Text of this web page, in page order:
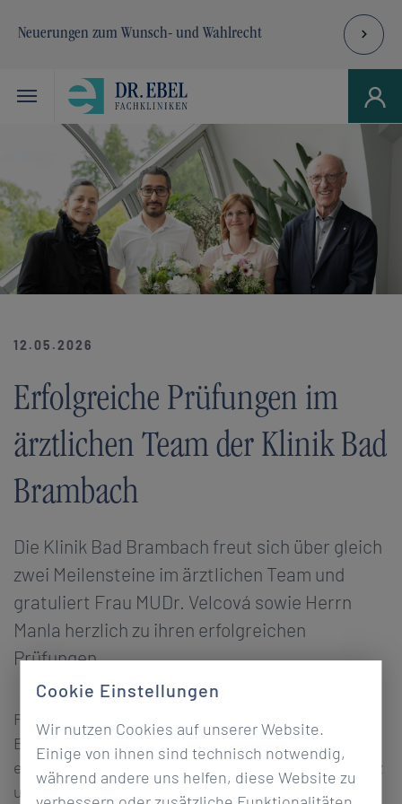
Neuerungen zum Wunsch- und Wahlrecht
Skip to main navigation
Zum Hauptinhalt springen
Skip to page footer
12.05.2026
Erfolgreiche Prüfungen im
ärztlichen Team der Klinik Bad
Brambach
Die Klinik Bad Brambach freut sich über gleich
zwei Meilensteine im ärztlichen Team und
gratuliert Frau MUDr. Velcová sowie Herrn
Manla herzlich zu ihren erfolgreichen
Prüfungen.
Frau MUDr. Velcová hat die Facharztprüfung im
Bereich Physikalische und Rehabilitative Medizin
erfolgreich abgelegt. Mit ihrer fachlichen Kompetenz
und ihrem engagierten Einsatz unterstützt sie die
Cookie Einstellungen
Wir nutzen Cookies auf unserer Website.
Einige von ihnen sind technisch notwendig,
während andere uns helfen, diese Website zu